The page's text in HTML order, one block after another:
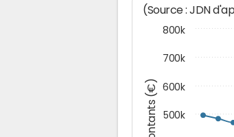
Montants (€)
(Source : JDN
500k
600k
700k
800k